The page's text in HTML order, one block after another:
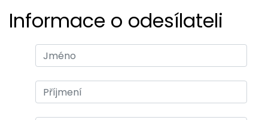
Informace o odesílateli